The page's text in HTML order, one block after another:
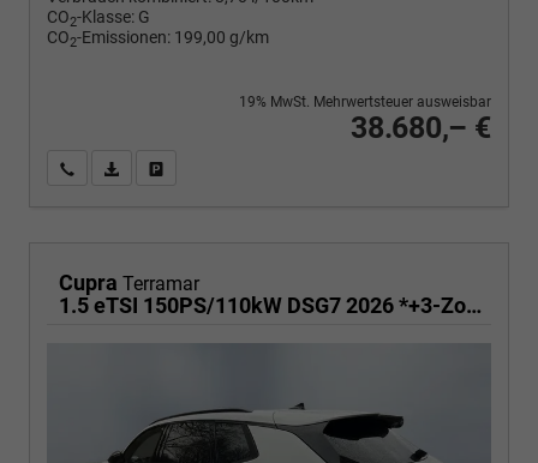
CO2-Klasse: G
CO2-Emissionen: 199,00 g/km
38.680,– €
19% MwSt. Mehrwertsteuer ausweisbar
Wir rufen Sie anPDF-Fahrzeugexposé drucken
Cupra Terramar
1.5 eTSI 150PS/110kW DSG7 2026 *+3-Zone Climatronic +ACC +Smart Amb*